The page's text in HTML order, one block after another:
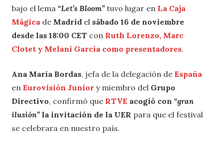
bajo el lema “Let’s Bloom”tuvo lugar en La Caja
Mágica de Madrid el sábado 16 de noviembre
desde las 18:00 CET con Ruth Lorenzo, Marc
Clotet y Melani García como presentadores.
Ana María Bordas, jefa de la delegación de España
en Eurovisión Junior y miembro del Grupo
Directivo, confirmó que RTVE acogió con “gran
ilusión”la invitación de la UER para que el festival
se celebrara en nuestro país.